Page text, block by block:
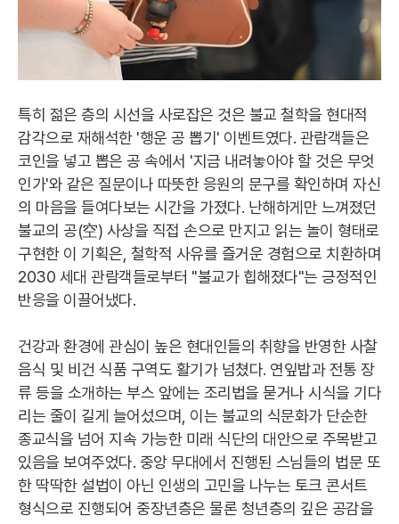
특히 젊은 층의 시선을 사로잡은 것은 불교 철학을 현대적
감각으로 재해석한 '행운 공 뽑기' 이벤트였다. 관람객들은
코인을 넣고 뽑은 공 속에서 '지금 내려놓아야 할 것은 무엇
인가'와 같은 질문이나 따뜻한 응원의 문구를 확인하며 자신
의 마음을 들여다보는 시간을 가졌다. 난해하게만 느껴졌던
불교의 공(空) 사상을 직접 손으로 만지고 읽는 놀이 형태로
구현한 이 기획은, 철학적 사유를 즐거운 경험으로 치환하며
2030 세대 관람객들로부터 "불교가 힙해졌다"는 긍정적인
반응을 이끌어냈다.
건강과 환경에 관심이 높은 현대인들의 취향을 반영한 사찰
음식 및 비건 식품 구역도 활기가 넘쳤다. 연잎밥과 전통 장
류 등을 소개하는 부스 앞에는 조리법을 묻거나 시식을 기다
리는 줄이 길게 늘어섰으며, 이는 불교의 식문화가 단순한
종교식을 넘어 지속 가능한 미래 식단의 대안으로 주목받고
있음을 보여주었다. 중앙 무대에서 진행된 스님들의 법문 또
한 딱딱한 설법이 아닌 인생의 고민을 나누는 토크 콘서트
형식으로 진행되어 중장년층은 물론 청년층의 깊은 공감을